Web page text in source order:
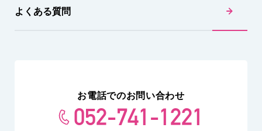
よくある質問
お電話でのお問い合わせ
052-741-1221